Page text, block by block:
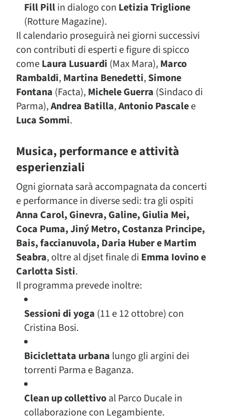
Fill Pillin dialogo con Letizia Triglione
(Rotture Magazine).
Il calendario proseguirà nei giorni successivi
con contributi di esperti e figure di spicco
comeLaura Lusuardi (Max Mara), Marco
Rambaldi, Martina Benedetti, Simone
Fontana (Facta), Michele Guerra (Sindaco di
Parma),Andrea Batilla,Antonio Pascalee
Luca Sommi.
Musica, performance e attività
esperienziali
Ogni giornata sarà accompagnata da concerti
e performance in diverse sedi: tra gli ospiti
Anna Carol, Ginevra, Galine, Giulia Mei,
Coca Puma, Jiný Metro, Costanza Principe,
Bais, faccianuvola, Daria Huber e Martim
Seabra, oltre al djset finale di Emma Iovino e
Carlotta Sisti.
Il programma prevede inoltre:
Sessioni di yoga (11 e 12 ottobre) con
Cristina Bosi.
Biciclettata urbana lungo gli argini dei
torrenti Parma e Baganza.
Clean up collettivoal Parco Ducale in
collaborazione con Legambiente.